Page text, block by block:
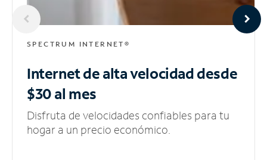
SPECTRUM INTERNET®
Internet de alta velocidaddesde
$30 al mes
Disfruta de velocidades confiables para tu
hogar a un precio económico.